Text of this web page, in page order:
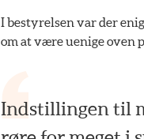
I bestyrelsen var der
om at være uenige oven
Indstillingen til